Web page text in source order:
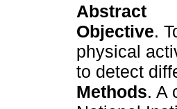
Abstract
Objective.
physical
to detect
Methods. A